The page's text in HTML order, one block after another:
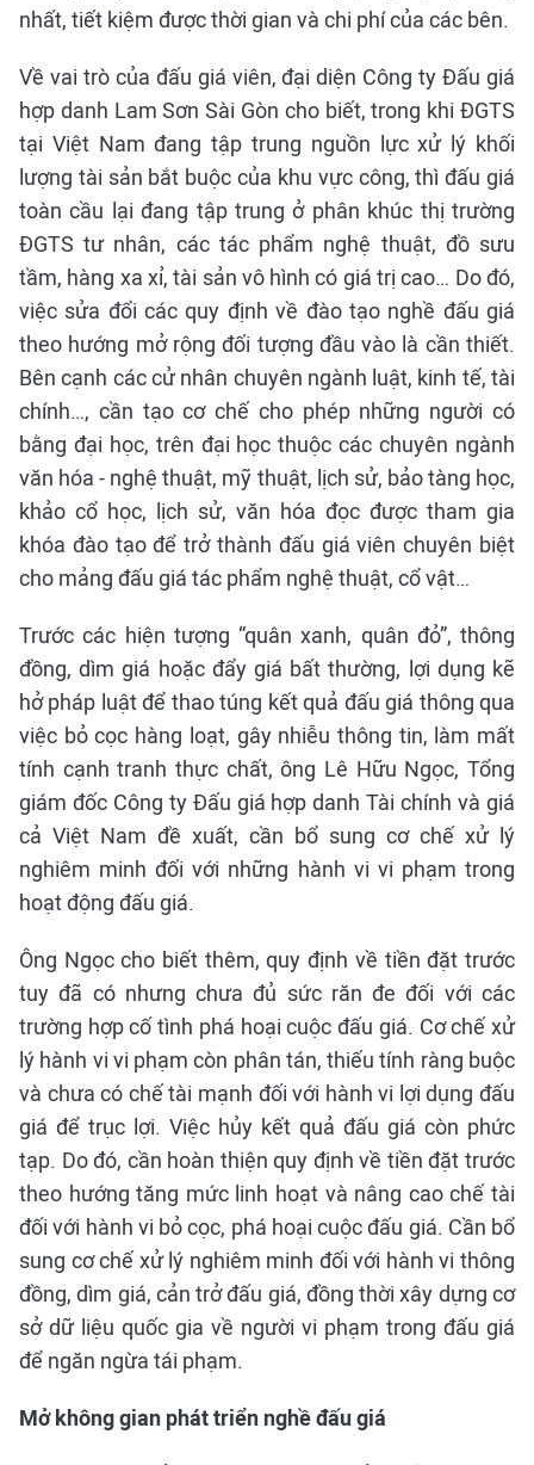
nhất, tiết kiệm được thời gian và chi phí của các bên.
Về vai trò của đấu giá viên, đại diện Công ty Đấu giá
hợp danh Lam Sơn Sài Gòn cho biết, trong khi ĐGTS
tại Việt Nam đang tập trung nguồn lực xử lý khối
lượng tài sản bắt buộc của khu vực công, thì đấu giá
toàn cầu lại đang tập trung ở phân khúc thị trường
ĐGTS tư nhân, các tác phẩm nghệ thuật, đồ sưu
tầm, hàng xa xỉ, tài sản vô hình có giá trị cao… Do đó,
việc sửa đổi các quy định về đào tạo nghề đấu giá
theo hướng mở rộng đối tượng đầu vào là cần thiết.
Bên cạnh các cử nhân chuyên ngành luật, kinh tế, tài
chính…, cần tạo cơ chế cho phép những người có
bằng đại học, trên đại học thuộc các chuyên ngành
văn hóa - nghệ thuật, mỹ thuật, lịch sử, bảo tàng học,
khảo cổ học, lịch sử, văn hóa đọc được tham gia
khóa đào tạo để trở thành đấu giá viên chuyên biệt
cho mảng đấu giá tác phẩm nghệ thuật, cổ vật…
Trước các hiện tượng “quân xanh, quân đỏ”, thông
đồng, dìm giá hoặc đẩy giá bất thường, lợi dụng kẽ
hở pháp luật để thao túng kết quả đấu giá thông qua
việc bỏ cọc hàng loạt, gây nhiễu thông tin, làm mất
tính cạnh tranh thực chất, ông Lê Hữu Ngọc, Tổng
giám đốc Công ty Đấu giá hợp danh Tài chính và giá
cả Việt Nam đề xuất, cần bổ sung cơ chế xử lý
nghiêm minh đối với những hành vi vi phạm trong
hoạt động đấu giá.
Ông Ngọc cho biết thêm, quy định về tiền đặt trước
tuy đã có nhưng chưa đủ sức răn đe đối với các
trường hợp cố tình phá hoại cuộc đấu giá. Cơ chế xử
lý hành vi vi phạm còn phân tán, thiếu tính ràng buộc
và chưa có chế tài mạnh đối với hành vi lợi dụng đấu
giá để trục lợi. Việc hủy kết quả đấu giá còn phức
tạp. Do đó, cần hoàn thiện quy định về tiền đặt trước
theo hướng tăng mức linh hoạt và nâng cao chế tài
đối với hành vi bỏ cọc, phá hoại cuộc đấu giá. Cần bổ
sung cơ chế xử lý nghiêm minh đối với hành vi thông
đồng, dìm giá, cản trở đấu giá, đồng thời xây dựng cơ
sở dữ liệu quốc gia về người vi phạm trong đấu giá
để ngăn ngừa tái phạm.
Mở không gian phát triển nghề đấu giá